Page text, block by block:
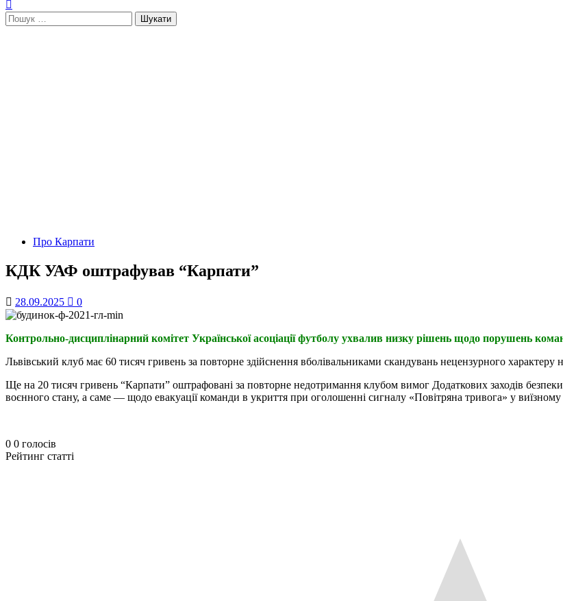
Пошук:
Про Карпати
КДК УАФ оштрафував “Карпати”
28.09.2025 0
Контрольно-дисциплінарний комітет Української асоціації футболу ухвалив низку рішень щодо порушень
Львівський клуб має 60 тисяч гривень за повторне здійснення вболівальниками скандувань нецензурного характеру
Ще на 20 тисяч гривень “Карпати” оштрафовані за повторне недотримання клубом вимог Додаткових заходів безпеки
воєнного стану, а саме — щодо евакуації команди в укриття при оголошенні сигналу «Повітряна тривога» у
0 0 голосів
Рейтинг статті